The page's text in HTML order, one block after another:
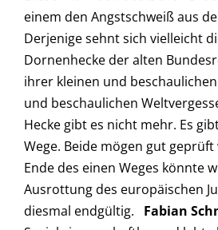
Fabian